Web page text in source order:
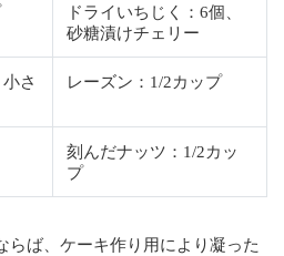
ドライいちじく：6個、
砂糖漬けチェリー
さ
レーズン：1/2カップ
刻んだナッツ：1/2カッ
プ
らば、ケーキ作り用により凝った